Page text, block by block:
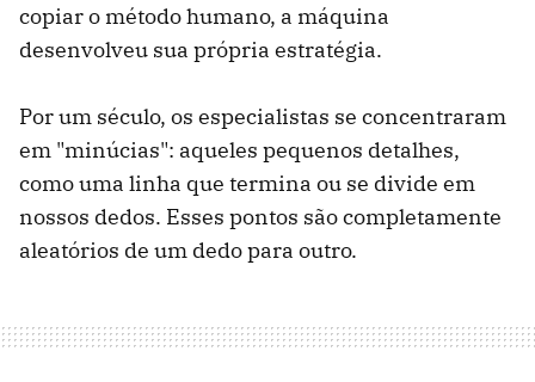
copiar o método humano, a máquina
desenvolveu sua própria estratégia.
Por um século, os especialistas se concentraram
em "minúcias": aqueles pequenos detalhes,
como uma linha que termina ou se divide em
nossos dedos. Esses pontos são completamente
aleatórios de um dedo para outro.